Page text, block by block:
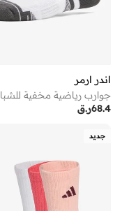
اندر ارمر
ر.ق68.4
جديد